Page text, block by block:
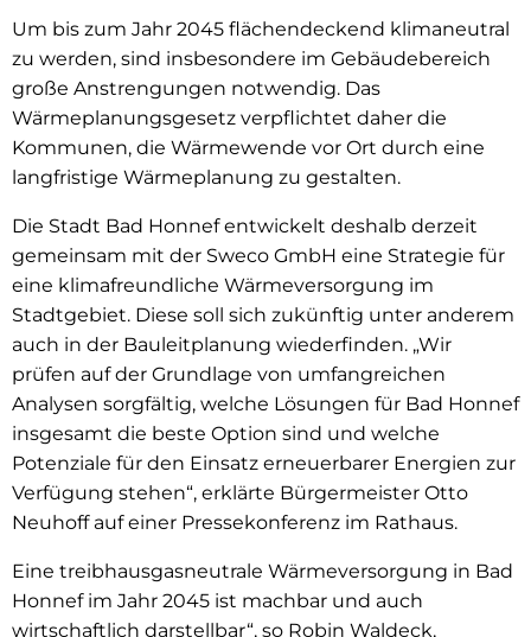
Um bis zum Jahr 2045 flächendeckend klimaneutral
zu werden, sind insbesondere im Gebäudebereich
große Anstrengungen notwendig. Das
Wärmeplanungsgesetz verpflichtet daher die
Kommunen, die Wärmewende vor Ort durch eine
langfristige Wärmeplanung zu gestalten.
Die Stadt Bad Honnef entwickelt deshalb derzeit
gemeinsam mit der Sweco GmbH eine Strategie für
eine klimafreundliche Wärmeversorgung im
Stadtgebiet. Diese soll sich zukünftig unter anderem
auch in der Bauleitplanung wiederfinden. „Wir
prüfen auf der Grundlage von umfangreichen
Analysen sorgfältig, welche Lösungen für Bad Honnef
insgesamt die beste Option sind und welche
Potenziale für den Einsatz erneuerbarer Energien zur
Verfügung stehen“, erklärte Bürgermeister Otto
Neuhoff auf einer Pressekonferenz im Rathaus.
Eine treibhausgasneutrale Wärmeversorgung in Bad
Honnef im Jahr 2045 ist machbar und auch
wirtschaftlich darstellbar“, so Robin Waldeck,